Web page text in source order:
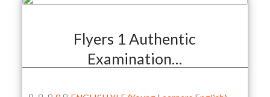
Flyers 1 Authentic
Examination…